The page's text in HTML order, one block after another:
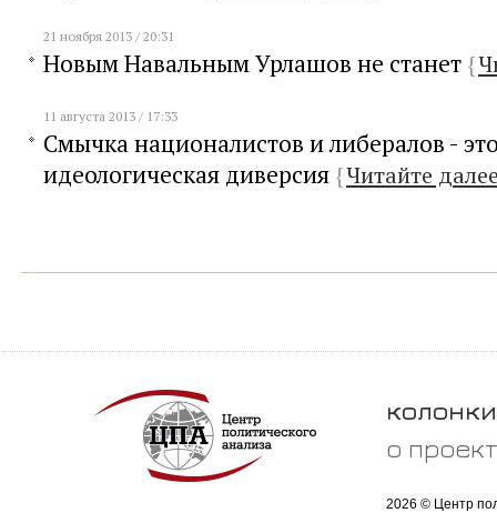
21 ноября 2013 / 20:31
Новым Навальным Урлашов не станет {
11 августа 2013 / 17:33
Смычка националистов и либералов -
идеологическая диверсия {Читайте
колонки
о
2026 © Центр